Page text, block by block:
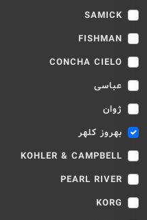
SAMICK
FISHMAN
CONCHA CIELO
عباسی
ژوان
بهروز کلهر
KOHLER & CAMPBELL
PEARL RIVER
KORG